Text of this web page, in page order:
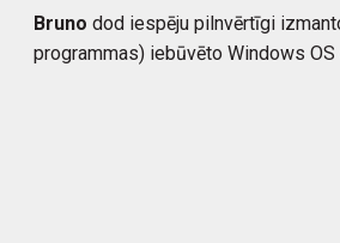
Bruno dod iespēju pilnvērtīgi
programmas) iebūvēto Windows OS